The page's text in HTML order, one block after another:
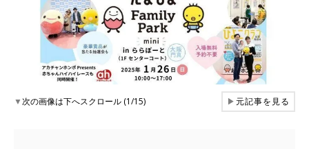
▼次の画像は下へスクロール (1/15) ▶元記事を見る